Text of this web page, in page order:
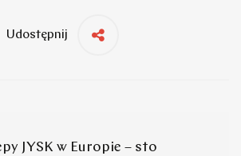
Udostępnij
JYSK w Europie – sto